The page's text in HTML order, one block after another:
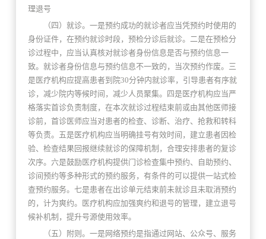
理退号
（四）就诊。一是预约成功的就诊者应当凭预约时使用的
身份证件，在预约就诊时段，预检分诊后就诊。二是在预检分
诊过程中，应当认真核对就诊者身份信息是否与预约信息一
致。就诊者身份信息与预约信息不一致的，当次预约作废。三
是医疗机构应提高患者到院30分钟内就诊率，引导患者有序就
诊，减少院内等候时间，减少人员聚集。四是医疗机构应当严
格落实首诊负责制度，在本次就诊过程结束前或由其他医师接
诊前，首诊医师应当对患者的检查、诊断、治疗、抢救和转科
等负责。五是医疗机构应当明确挂号有效时间，建立患者因检
验、检查结果回报继续就诊的保障机制，合理安排患者的复诊
次序。六是鼓励医疗机构提供门诊检查集中预约、自助预约、
诊间预约等多种形式的预约服务，有条件的可以提供一站式检
查预约服务。七是患者在出诊单元结束前未就诊且未取消预约
的，计为爽约。医疗机构应加强爽约和退号的管理，建立退号
候补机制，提升号源使用效率。
（五）附则。一是网络预约是指通过网站、公众号、服务